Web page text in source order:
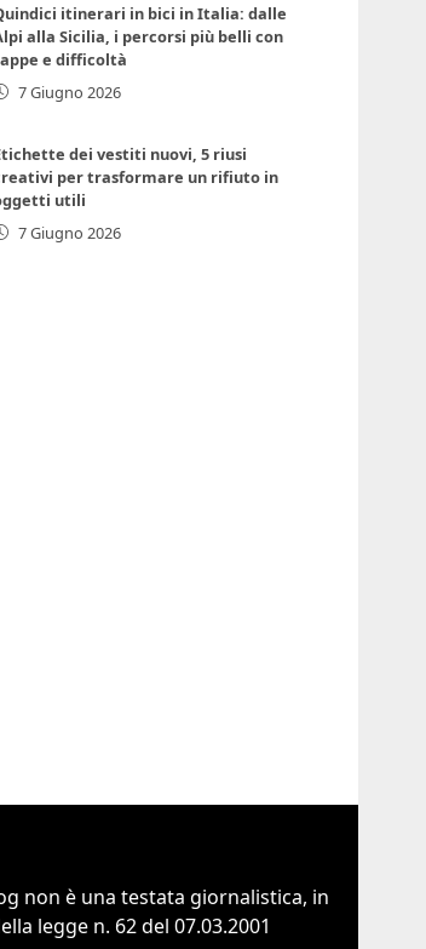
itinerari in bici in Italia: dalle
alla Sicilia, i percorsi più belli con
e difficoltà
7 Giugno 2026
dei vestiti nuovi, 5 riusi
per trasformare un rifiuto in
utili
7 Giugno 2026
non è una testata giornalistica, in
legge n. 62 del 07.03.2001